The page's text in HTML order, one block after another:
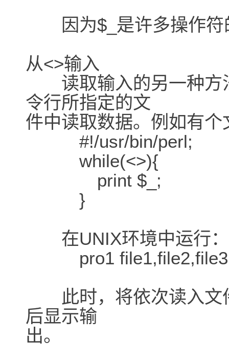
因为$_是许多操作符
从<>输入
读取输入的另一种方
令行所指定的文
件中读取数据。例如有
#!/usr/bin/perl;
while(<>){
print $_;
}
在UNIX环境中运行：
pro1 file1,file2,file3
此时，将依次读入文
后显示输
出。